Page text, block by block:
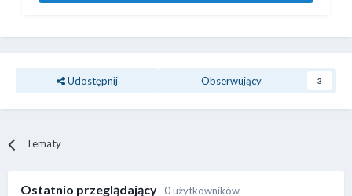
Udostępnij Obserwujący 3
Tematy
Ostatnio przeglądający 0 użytkowników